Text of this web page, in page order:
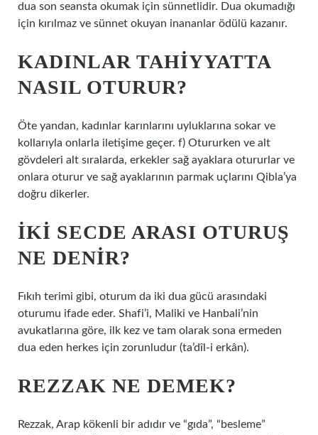
dua son seansta okumak için sünnetlidir. Dua okumadığı
için kırılmaz ve sünnet okuyan inananlar ödülü kazanır.
KADINLAR TAHIYYATTA
NASIL OTURUR?
Öte yandan, kadınlar karınlarını uyluklarına sokar ve
kollarıyla onlarla iletişime geçer. f) Otururken ve alt
gövdeleri alt sıralarda, erkekler sağ ayaklara otururlar ve
onlara oturur ve sağ ayaklarının parmak uçlarını Qibla’ya
doğru dikerler.
İKI SECDE ARASI OTURUŞ
NE DENIR?
Fıkıh terimi gibi, oturum da iki dua gücü arasındaki
oturumu ifade eder. Shafi’i, Maliki ve Hanbali’nin
avukatlarına göre, ilk kez ve tam olarak sona ermeden
dua eden herkes için zorunludur (ta’dîl-i erkân).
REZZAK NE DEMEK?
Rezzak, Arap kökenli bir adıdır ve “gıda”, “besleme”